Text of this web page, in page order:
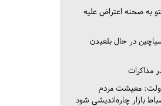
به صحنه اعتراض علیه
در حال بلعیدن
مذاکرات
دولت: معیشت مردم
بازار چاره‌اندیشی شود